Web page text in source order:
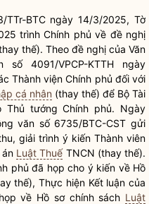
BTC ngày 14/3/2025, Tờ
trình Chính phủ về đề nghị
thế). Theo đề nghị của Văn
4091/VPCP-KTTH ngày
Thành viện Chính phủ đối với
cá nhân (thay thế) để Bộ Tài
tướng Chính phủ. Ngày
văn số 6735/BTC-CST gửi
giải trình ý kiến Thành viên
Luật ThuếTNCN (thay thế).
phủ đã họp cho ý kiến về Hồ
thế), Thực hiện Kết luận của
về Hồ sơ chính sách Luật